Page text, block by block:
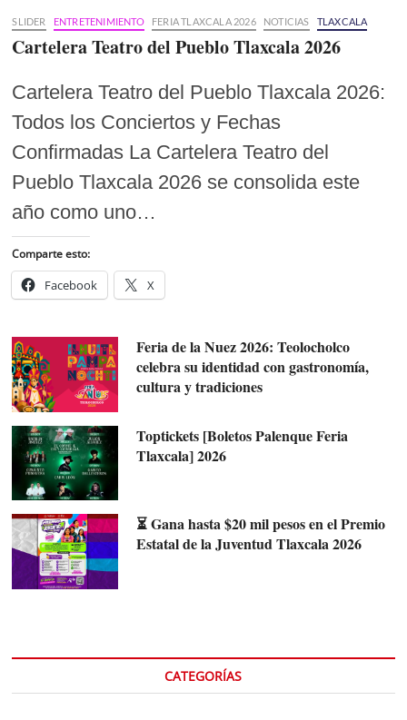
SLIDER ENTRETENIMIENTO FERIA TLAXCALA 2026 NOTICIAS TLAXCALA
Cartelera Teatro del Pueblo Tlaxcala 2026
Cartelera Teatro del Pueblo Tlaxcala 2026:
Todos los Conciertos y Fechas
Confirmadas La Cartelera Teatro del
Pueblo Tlaxcala 2026 se consolida este
año como uno…
Comparte esto:
Facebook X
Feria de la Nuez 2026: Teolocholco
celebra su identidad con gastronomía,
cultura y tradiciones
Toptickets [Boletos Palenque Feria
Tlaxcala] 2026
⏳ Gana hasta $20 mil pesos en el Premio
Estatal de la Juventud Tlaxcala 2026
CATEGORÍAS